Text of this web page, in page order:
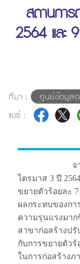
สถานกา
2564 และ
ที่มา :
ศูนย์ข้อมูล
แชร์ :
จากสภาวะ
ไตรมาส 3 ปี
ขยายตัวร้อยละ
ผลกระทบของกา
ความรุนแรงมา
สาขาก่อสร้างปรั
กับการขยายตัวร้
ในการก่อสร้าง